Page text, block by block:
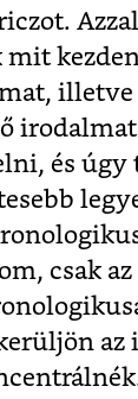
illetve
és
csak
az